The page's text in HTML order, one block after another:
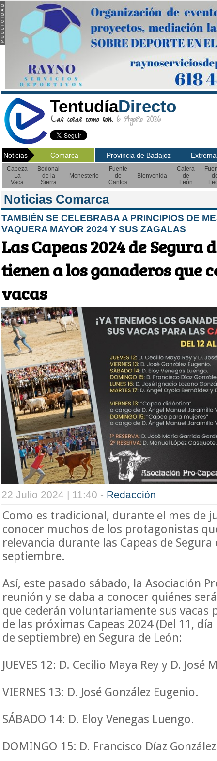
TentudíaDirecto
Las cosas como son. 6 Agosto 2026
Noticias Comarca Provincia de Badajoz
Cabeza
La
Vaca
Bodonal
de la
Sierra
Monesterio
Fuente
de
Cantos
Bienvenida
Calera
de
León
Noticias Comarca
TAMBIÉN SE CELEBRABA A PRINCIPIOS DE
VAQUERA MAYOR 2024 Y SUS ZAGALAS
Las Capeas 2024 de Segura
tienen a los ganaderos que
vacas
22 Julio 2024 | 11:40 - Redacción
Como es tradicional, durante el mes de
conocer muchos de los protagonistas
relevancia durante las Capeas de Segura
septiembre.
Así, este pasado sábado, la Asociación
reunión y se daba a conocer quiénes
que cederán voluntariamente sus vacas
de las próximas Capeas 2024 (Del 11,
de septiembre) en Segura de León:
JUEVES 12: D. Cecilio Maya Rey y D.
VIERNES 13: D. José González Eugenio.
SÁBADO 14: D. Eloy Venegas Luengo.
DOMINGO 15: D. Francisco Díaz